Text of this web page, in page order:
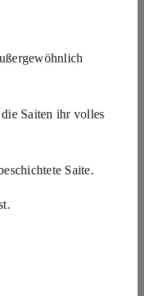
Saiten ihr volles
Saite.